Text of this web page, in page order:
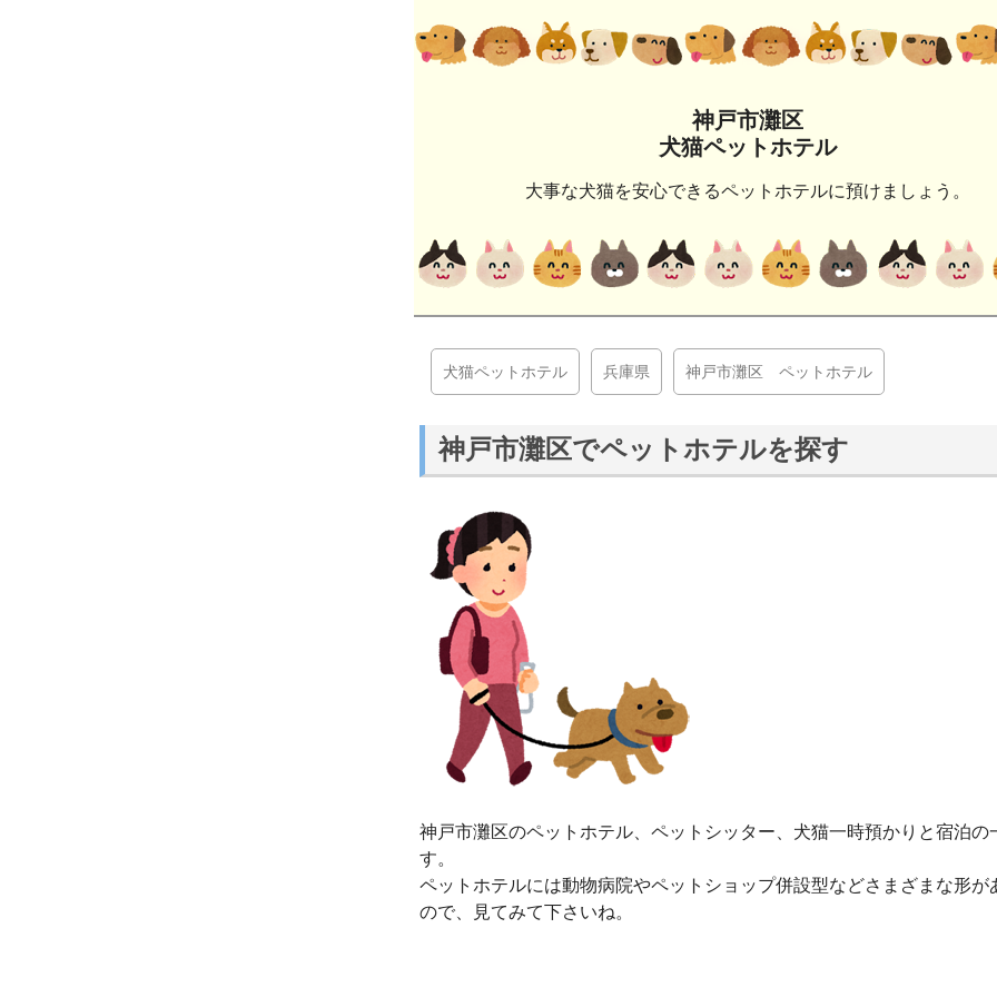
神戸市灘区
犬猫ペットホテル
大事な犬猫を安心できるペットホテルに預けましょう。
犬猫ペットホテル 兵庫県 神戸市灘区 ペットホテル
神戸市灘区でペットホテルを探す
神戸市灘区のペットホテル、ペットシッター、犬猫一時預かりと宿泊の
す。
ペットホテルには動物病院やペットショップ併設型などさまざまな形が
ので、見てみて下さいね。